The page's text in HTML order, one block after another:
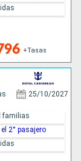
+Tasas
25/10/2027
familias
2° pasajero